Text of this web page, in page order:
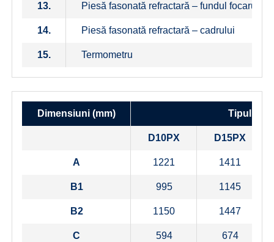
13. Piesă fasonată refractară – fundul focarului
14. Piesă fasonată refractară – cadrului
15. Termometru
Dimensiuni (mm) Tipul
D10PX D15PX
A 1221 1411
B1 995 1145
B2 1150 1447
C 594 674